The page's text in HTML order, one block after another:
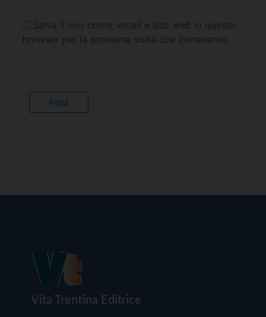
Salva il mio nome, email e sito web in questo
browser per la prossima volta che commento.
Vita Trentina Editrice